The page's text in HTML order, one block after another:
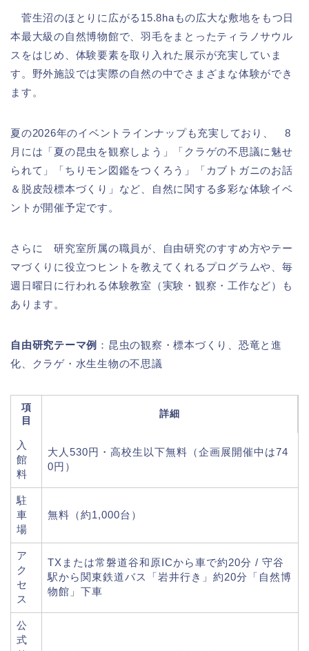
菅生沼のほとりに広がる15.8haもの広大な敷地をもつ日
本最大級の自然博物館で、羽毛をまとったティラノサウル
スをはじめ、体験要素を取り入れた展示が充実していま
す。野外施設では実際の自然の中でさまざまな体験ができ
ます。
夏の2026年のイベントラインナップも充実しており、 8
月には「夏の昆虫を観察しよう」「クラゲの不思議に魅せ
られて」「ちりモン図鑑をつくろう」「カブトガニのお話
＆脱皮殻標本づくり」など、自然に関する多彩な体験イベ
ントが開催予定です。
さらに 研究室所属の職員が、自由研究のすすめ方やテー
マづくりに役立つヒントを教えてくれるプログラムや、毎
週日曜日に行われる体験教室（実験・観察・工作など）も
あります。
自由研究テーマ例 ：昆虫の観察・標本づくり、恐竜と進
化、クラゲ・水生生物の不思議
項
目
詳細
入
館
料
大人530円・高校生以下無料（企画展開催中は74
0円）
駐
車
場
無料（約1,000台）
ア
ク
セ
ス
TXまたは常磐道谷和原ICから車で約20分 / 守谷
駅から関東鉄道バス「岩井行き」約20分「自然博
物館」下車
公
式